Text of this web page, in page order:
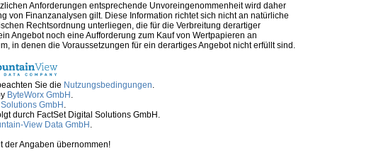
Anforderungen entsprechende Unvoreingenommenheit wird daher
von Finanzanalysen gilt. Diese Information richtet sich nicht an natürliche
Rechtsordnung unterliegen, die für die Verbreitung derartiger
Angebot noch eine Aufforderung zum Kauf von Wertpapieren an
in denen die Voraussetzungen für ein derartiges Angebot nicht erfüllt sind.
Sie die Nutzungsbedingungen.
ByteWorx GmbH .
GmbH .
durch FactSet Digital Solutions GmbH.
View Data GmbH .
der Angaben übernommen!